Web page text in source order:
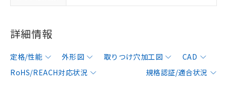
詳細情報
定格/性能 外形図 取りつけ穴加工図
CAD
RoHS/REACH対応状況
規格認証/適合状況